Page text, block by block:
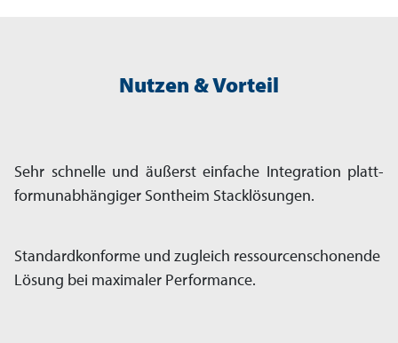
Nutzen & Vorteil
Sehr schnelle und äußerst einfache Inte­gration platt­
form­unab­hängiger Sontheim Stacklösungen.
Standardkonforme und zugleich ressourcen­schonende
Lösung bei maximaler Performance.